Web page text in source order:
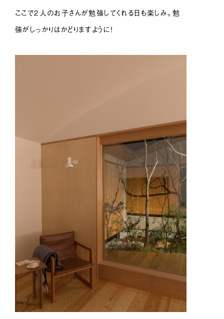
ここで２人のお子さんが勉強してくれる日も楽しみ。勉
強がしっかりはかどりますように！